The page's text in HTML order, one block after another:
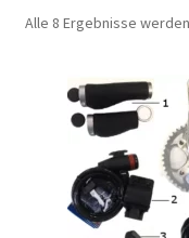
Alle 8 Ergebnisse